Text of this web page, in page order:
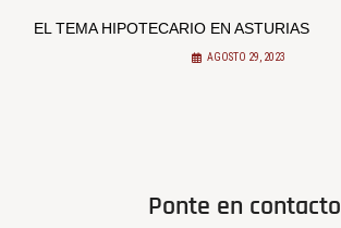
EL TEMA HIPOTECARIO EN ASTURIAS
AGOSTO 29, 2023
Ponte en contacto